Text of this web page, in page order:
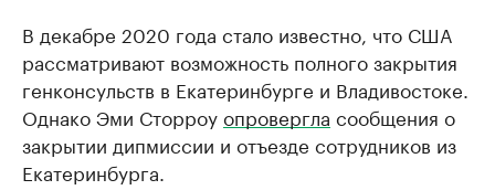
В декабре 2020 года стало известно, что США
рассматривают возможность полного закрытия
генконсульств в Екатеринбурге и Владивостоке.
Однако Эми Сторроуопровергла сообщения о
закрытии дипмиссии и отъезде сотрудников из
Екатеринбурга.